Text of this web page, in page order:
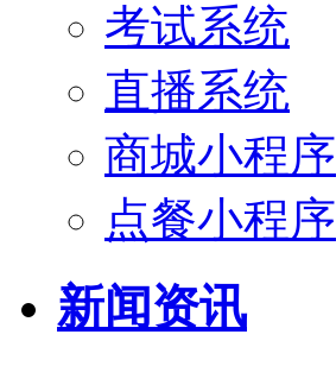
考试系统
直播系统
商城小程序
点餐小程序
新闻资讯